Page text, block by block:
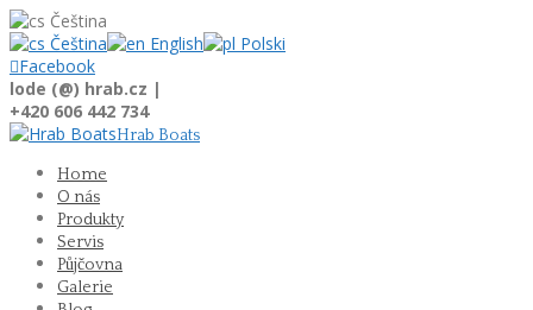
Čeština
Čeština
English
Polski
Facebook
lode (@) hrab.cz |
+420 606 442 734
Hrab Boats
Home
O nás
Produkty
Servis
Půjčovna
Galerie